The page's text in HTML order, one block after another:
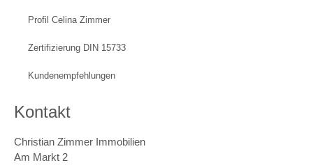
Profil Celina Zimmer
Zertifizierung DIN 15733
Kundenempfehlungen
Kontakt
Christian Zimmer Immobilien
Am Markt 2